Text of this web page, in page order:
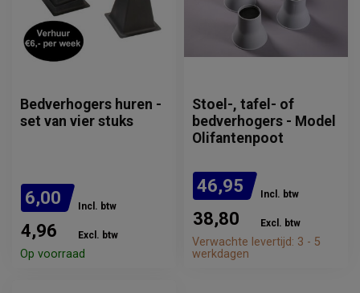
Bedverhogers huren -
set van vier stuks
6,00 Incl. btw
4,96 Excl. btw
Op voorraad
Stoel-, tafel- of
bedverhogers - Model
Olifantenpoot
46,95 Incl. btw
38,80 Excl. btw
Verwachte levertijd: 3 - 5
werkdagen